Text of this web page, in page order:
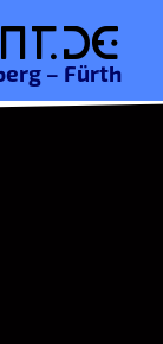
de
– Fürth